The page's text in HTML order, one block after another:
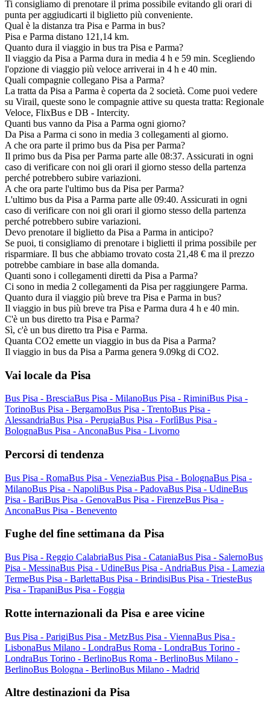
Ti consigliamo di prenotare il prima possibile evitando gli orari di
punta per aggiudicarti il biglietto più conveniente.
Qual è la distanza tra Pisa e Parma in bus?
Pisa e Parma distano 121,14 km.
Quanto dura il viaggio in bus tra Pisa e Parma?
Il viaggio da Pisa a Parma dura in media 4 h e 59 min. Scegliendo
l'opzione di viaggio più veloce arriverai in 4 h e 40 min.
Quali compagnie collegano Pisa a Parma?
La tratta da Pisa a Parma è coperta da 2 società. Come puoi vedere
su Virail, queste sono le compagnie attive su questa tratta: Regionale
Veloce, FlixBus e DB - Intercity.
Quanti bus vanno da Pisa a Parma ogni giorno?
Da Pisa a Parma ci sono in media 3 collegamenti al giorno.
A che ora parte il primo bus da Pisa per Parma?
Il primo bus da Pisa per Parma parte alle 08:37. Assicurati in ogni
caso di verificare con noi gli orari il giorno stesso della partenza
perché potrebbero subire variazioni.
A che ora parte l'ultimo bus da Pisa per Parma?
L'ultimo bus da Pisa a Parma parte alle 09:40. Assicurati in ogni
caso di verificare con noi gli orari il giorno stesso della partenza
perché potrebbero subire variazioni.
Devo prenotare il biglietto da Pisa a Parma in anticipo?
Se puoi, ti consigliamo di prenotare i biglietti il prima possibile per
risparmiare. Il bus che abbiamo trovato costa 21,48 € ma il prezzo
potrebbe cambiare in base alla domanda.
Quanti sono i collegamenti diretti da Pisa a Parma?
Ci sono in media 2 collegamenti da Pisa per raggiungere Parma.
Quanto dura il viaggio più breve tra Pisa e Parma in bus?
Il viaggio in bus più breve tra Pisa e Parma dura 4 h e 40 min.
C'è un bus diretto tra Pisa e Parma?
Sì, c'è un bus diretto tra Pisa e Parma.
Quanta CO2 emette un viaggio in bus da Pisa a Parma?
Il viaggio in bus da Pisa a Parma genera 9.09kg di CO2.
Vai locale da Pisa
Bus Pisa - BresciaBus Pisa - MilanoBus Pisa - RiminiBus Pisa -
TorinoBus Pisa - BergamoBus Pisa - TrentoBus Pisa -
AlessandriaBus Pisa - PerugiaBus Pisa - ForlìBus Pisa -
BolognaBus Pisa - AnconaBus Pisa - Livorno
Percorsi di tendenza
Bus Pisa - RomaBus Pisa - VeneziaBus Pisa - BolognaBus Pisa -
MilanoBus Pisa - NapoliBus Pisa - PadovaBus Pisa - UdineBus
Pisa - BariBus Pisa - GenovaBus Pisa - FirenzeBus Pisa -
AnconaBus Pisa - Benevento
Fughe del fine settimana da Pisa
Bus Pisa - Reggio CalabriaBus Pisa - CataniaBus Pisa - SalernoBus
Pisa - MessinaBus Pisa - UdineBus Pisa - AndriaBus Pisa - Lamezia
TermeBus Pisa - BarlettaBus Pisa - BrindisiBus Pisa - TriesteBus
Pisa - TrapaniBus Pisa - Foggia
Rotte internazionali da Pisa e aree vicine
Bus Pisa - ParigiBus Pisa - MetzBus Pisa - ViennaBus Pisa -
LisbonaBus Milano - LondraBus Roma - LondraBus Torino -
LondraBus Torino - BerlinoBus Roma - BerlinoBus Milano -
BerlinoBus Bologna - BerlinoBus Milano - Madrid
Altre destinazioni da Pisa